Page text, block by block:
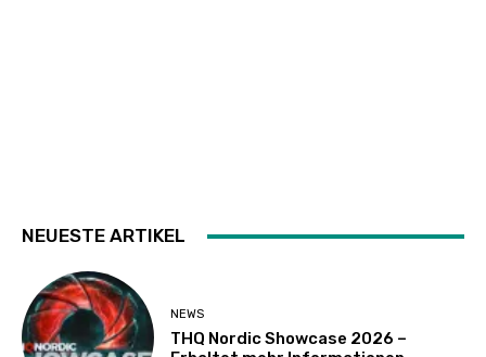
NEUESTE ARTIKEL
NEWS
THQ Nordic Showcase 2026 –